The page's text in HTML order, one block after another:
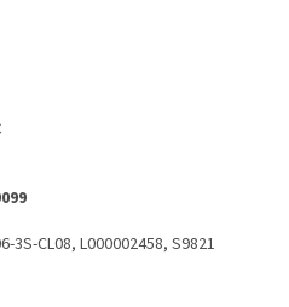
CL08, L000002458, S9821